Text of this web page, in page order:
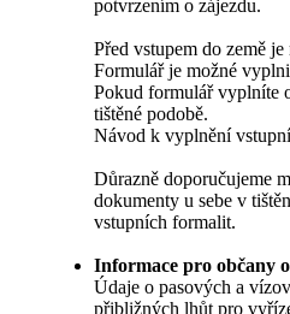
potvrzením o zájezdu.
Před vstupem do země
Formulář je možné
Pokud formulář vyplníte
tištěné podobě.
Návod k vyplnění
Důrazně doporučujeme
dokumenty u sebe v
vstupních formalit.
Informace pro občany
Údaje o pasových a
přibližných lhůt pro